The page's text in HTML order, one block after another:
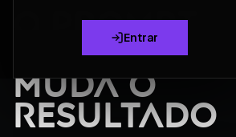
O PROMPT
CERTO
MUDA O
RESULTADO
Entrar